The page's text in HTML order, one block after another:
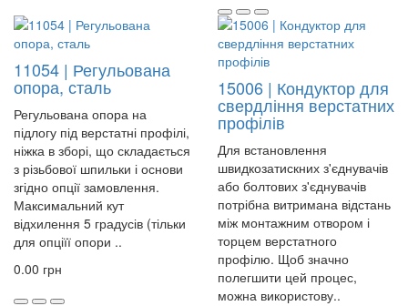
11054 | Регульована
опора, сталь
Регульована опора на
підлогу під верстатні профілі,
ніжка в зборі, що складається
з різьбової шпильки і основи
згідно опції замовлення.
Максимальний кут
відхилення 5 градусів (тільки
для опціїї опори ..
0.00 грн
15006 | Кондуктор для
свердління верстатних
профілів
Для встановлення
швидкозатискних з'єднувачів
або болтових з'єднувачів
потрібна витримана відстань
між монтажним отвором і
торцем верстатного
профілю. Щоб значно
полегшити цей процес,
можна використову..